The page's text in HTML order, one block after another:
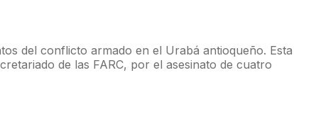
del conflicto armado en el Urabá antioqueño. Esta
de las FARC, por el asesinato de cuatro